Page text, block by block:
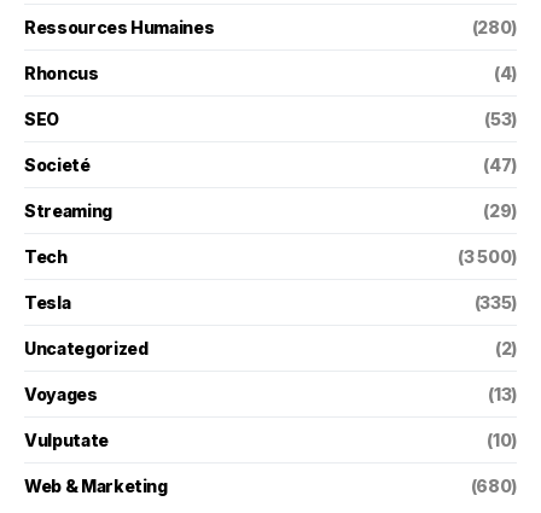
Ressources Humaines (280)
Rhoncus (4)
SEO (53)
Societé (47)
Streaming (29)
Tech (3 500)
Tesla (335)
Uncategorized (2)
Voyages (13)
Vulputate (10)
Web & Marketing (680)